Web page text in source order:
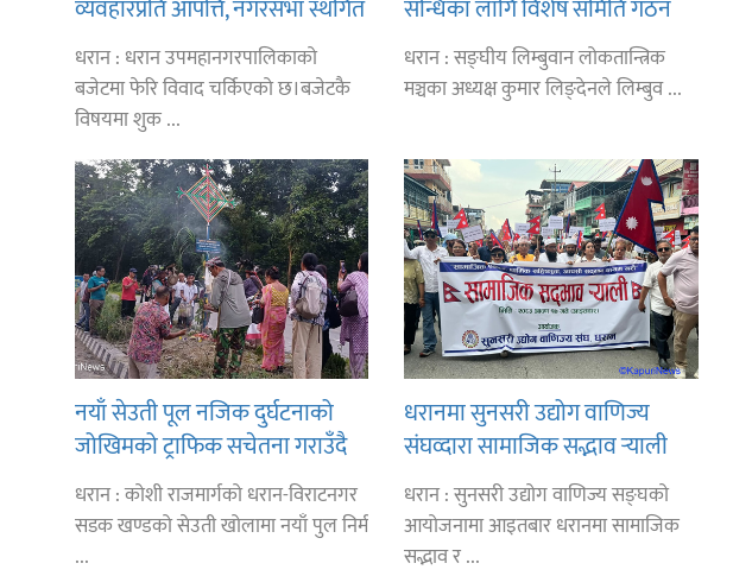
व्यवहारप्रति आपत्ति, नगरसभा स्थगित
भएकोमा क्षमायाचना
धरान : धरान उपमहानगरपालिकाको
बजेटमा फेरि विवाद चर्किएको छ।बजेटकै
विषयमा शुक ...
सन्धिका लागि विशेष समिति गठन
गर्न प्रधानमन्त्रीसँग आग्रह: कुमार
लिङ्देन
धरान : सङ्घीय लिम्बुवान लोकतान्त्रिक
मञ्चका अध्यक्ष कुमार लिङ्देनले लिम्बुव ...
नयाँ सेउती पूल नजिक दुर्घटनाको
जोखिमको ट्राफिक सचेतना गराउँदै
सिलाम साक्मा
धरान : कोशी राजमार्गको धरान-विराटनगर
सडक खण्डको सेउती खोलामा नयाँ पुल निर्म
...
धरानमा सुनसरी उद्योग वाणिज्य
संघव्दारा सामाजिक सद्भाव र्‍याली
धरान : सुनसरी उद्योग वाणिज्य सङ्घको
आयोजनामा आइतबार धरानमा सामाजिक
सद्भाव र ...